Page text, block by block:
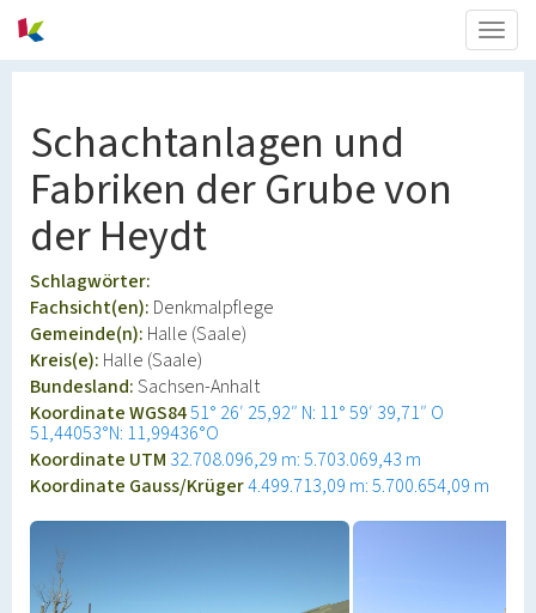
Schachtanlagen und
Fabriken der Grube von
der Heydt
Schlagwörter:
Fachsicht(en): Denkmalpflege
Gemeinde(n): Halle (Saale)
Kreis(e): Halle (Saale)
Bundesland:Sachsen-Anhalt
Koordinate WGS8451° 26′ 25,92″ N: 11° 59′ 39,71″ O
51,44053°N: 11,99436°O
Koordinate UTM 32.708.096,29 m: 5.703.069,43 m
Koordinate Gauss/Krüger4.499.713,09 m: 5.700.654,09 m